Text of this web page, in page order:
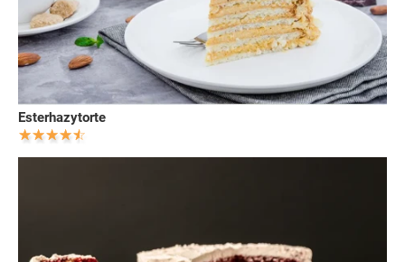
Esterhazytorte